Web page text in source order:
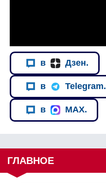
в Дзен.
в Telegram.
в MAX.
ГЛАВНОЕ